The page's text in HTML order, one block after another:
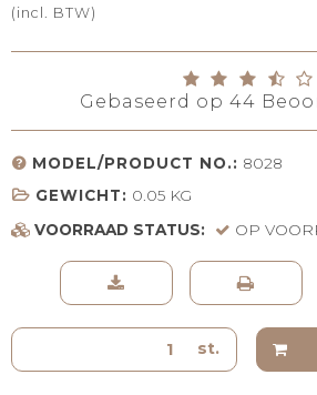
(incl. BTW)
Gebaseerd op 44
MODEL/PRODUCT NO.: 8028
GEWICHT: 0.05 KG
VOORRAAD STATUS:
OP
st.